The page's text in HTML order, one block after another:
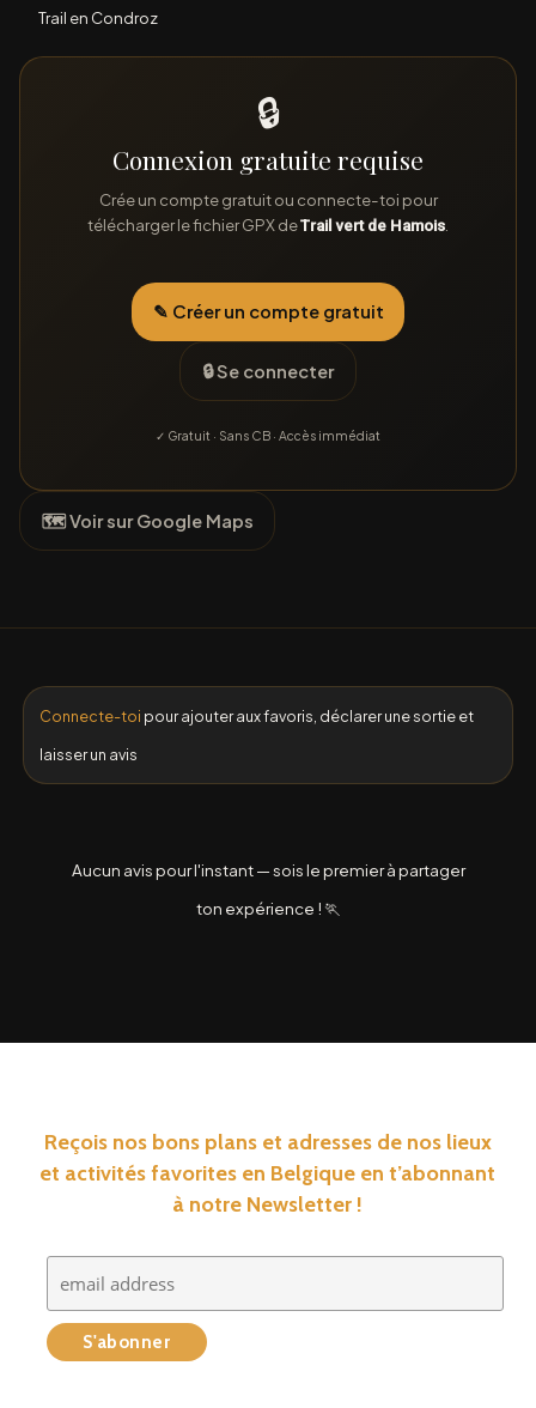
Trail en Condroz
🔒
Connexion gratuite requise
Crée un compte gratuit ou connecte-toi pour
télécharger le fichier GPX deTrail vert de Hamois
✎ Créer un compte gratuit
🔒 Se connecter
✓ Gratuit · Sans CB · Accès immédiat
🗺 Voir sur Google Maps
Connecte-toi pour ajouter aux favoris, déclarer une sortie et
laisser un avis
Aucun avis pour l'instant — sois le premier à partager
ton expérience ! 🏃
Reçois nos bons plans et adresses de nos lieux
et activités favorites en Belgique en t’abonnant
à notre Newsletter !